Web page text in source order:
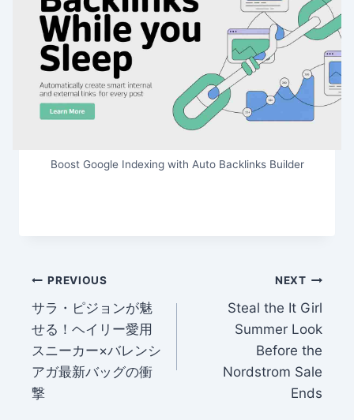
Boost Google Indexing with Auto Backlinks Builder
Post
navigation
PREVIOUS
サラ・ピジョンが魅
せる！ヘイリー愛用
スニーカー×バレンシ
アガ最新バッグの衝
撃
NEXT
Steal the It Girl
Summer Look
Before the
Nordstrom Sale
Ends